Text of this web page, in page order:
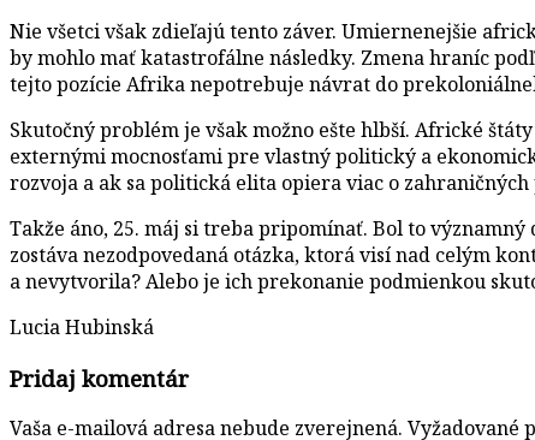
Nie všetci však zdieľajú tento záver. Umiernenejšie
by mohlo mať katastrofálne následky. Zmena hraníc
tejto pozície Afrika nepotrebuje návrat do
Skutočný problém je však možno ešte hlbší. Africké
externými mocnosťami pre vlastný politický a
rozvoja a ak sa politická elita opiera viac o
Takže áno, 25. máj si treba pripomínať. Bol to
zostáva nezodpovedaná otázka, ktorá visí nad celým
a nevytvorila? Alebo je ich prekonanie podmienkou
Lucia Hubinská
Pridaj komentár
Vaša e-mailová adresa nebude zverejnená. Vyžadované